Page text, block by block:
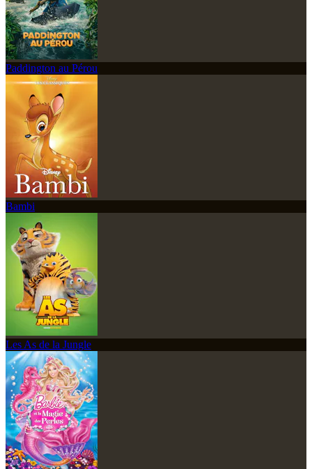
Paddington au Pérou
Bambi
Les As de la Jungle